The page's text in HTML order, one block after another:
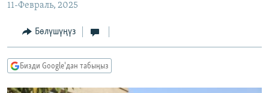
МАДАНИЯТ
ТВ ПРОГРАММАЛАР
БҮГҮН АЗАТТЫКТА
ПОДКАСТ
Русский
11-Февраль, 2025
Бөлүшүңүз
Бизди Google'дан табыңыз